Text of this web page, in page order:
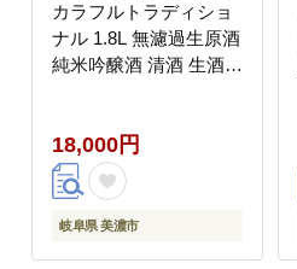
カラフルトラディショ
ナル 1.8L 無濾過生原酒
純米吟醸酒 清酒 生酒
み 家飲み ギフト 贈り
物 プレゼント 岐阜 岐
阜県 美濃市
18,000円
岐阜県 美濃市